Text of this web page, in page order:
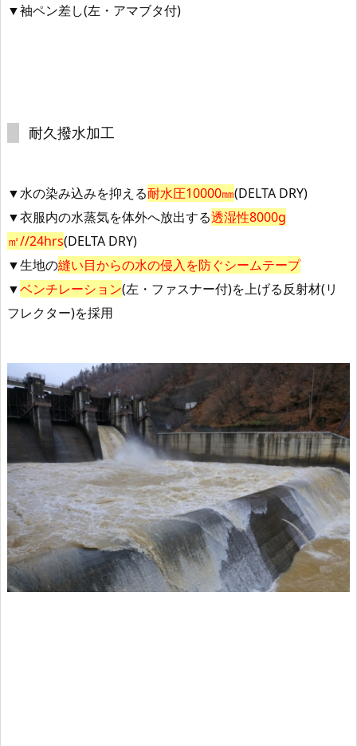
▼袖ペン差し(左・アマブタ付)
耐久撥水加工
▼水の染み込みを抑える耐水圧10000㎜(DELTA DRY)
▼衣服内の水蒸気を体外へ放出する透湿性8000g
㎡//24hrs(DELTA DRY)
▼生地の縫い目からの水の侵入を防ぐシームテープ
▼ベンチレーション(左・ファスナー付)を上げる反射材(リ
フレクター)を採用